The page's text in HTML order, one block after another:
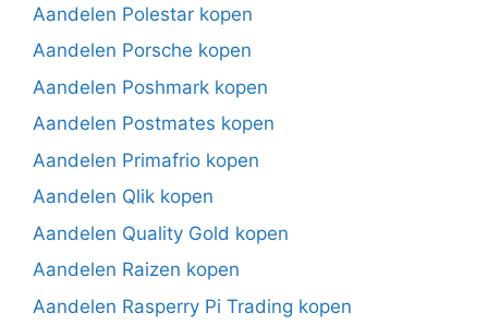
Aandelen Polestar kopen
Aandelen Porsche kopen
Aandelen Poshmark kopen
Aandelen Postmates kopen
Aandelen Primafrio kopen
Aandelen Qlik kopen
Aandelen Quality Gold kopen
Aandelen Raizen kopen
Aandelen Rasperry Pi Trading kopen